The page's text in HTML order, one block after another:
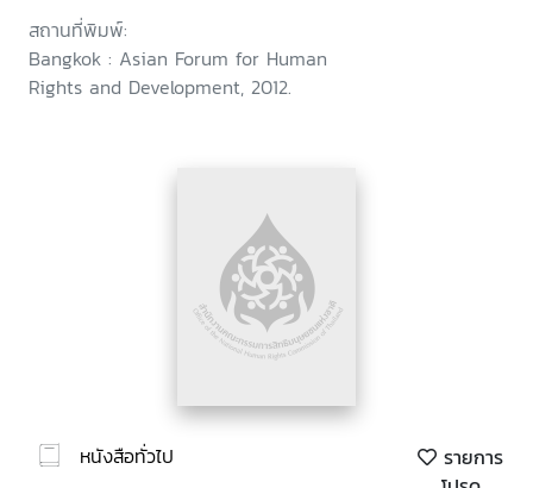
สถานที่พิมพ์:
Bangkok : Asian Forum for Human
Rights and Development, 2012.
หนังสือทั่วไป
รายการ